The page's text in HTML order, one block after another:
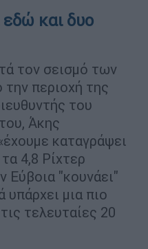
και δυο
τον σεισμό των
την περιοχή της
του
Άκης
καταγράψει
4,8 Ρίχτερ
Εύβοια "κουνάει"
μια πιο
τελευταίες 20